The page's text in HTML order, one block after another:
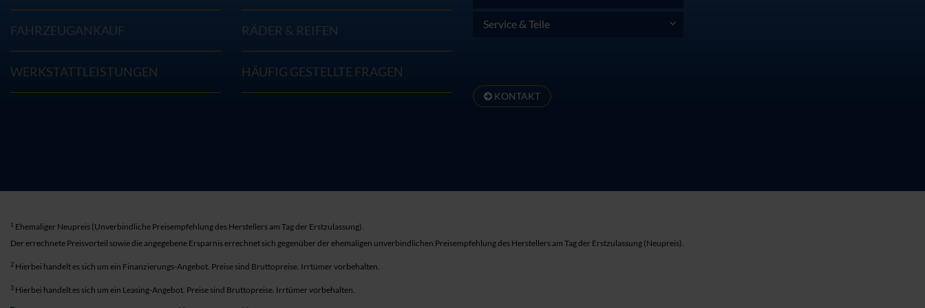
FAHRZEUGANKAUF
WERKSTATTLEISTUNGEN
RÄDER & REIFEN
HÄUFIG GESTELLTE FRAGEN
Service & Teile
KONTAKT
1 Ehemaliger Neupreis (Unverbindliche Preisempfehlung des Herstellers am Tag der Erstzulassung).
Der errechnete Preisvorteil sowie die angegebene Ersparnis errechnet sich gegenüber der ehemaligen unverbindlichen Preisempfehlung des Herstellers am Tag der Erstzulassung (Neupreis).
2 Hierbei handelt es sich um ein Finanzierungs-Angebot. Preise sind Bruttopreise. Irrtümer vorbehalten.
3 Hierbei handelt es sich um ein Leasing-Angebot. Preise sind Bruttopreise. Irrtümer vorbehalten.